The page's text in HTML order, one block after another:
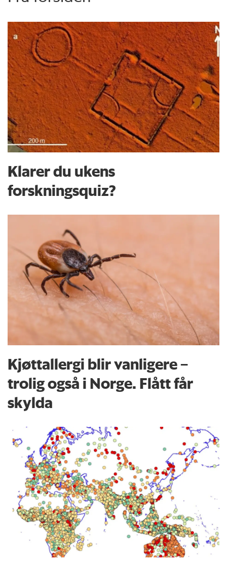
Klarer du ukens
forskningsquiz?
Kjøttallergi blir vanligere –
trolig også i Norge. Flått får
skylda